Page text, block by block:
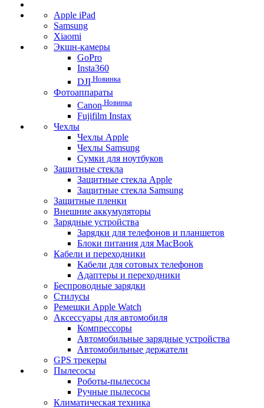
Apple iPad
Samsung
Xiaomi
Экшн-камеры
GoPro
Insta360
DJI Новинка
Фотоаппараты
Canon Новинка
Fujifilm Instax
Чехлы
Чехлы Apple
Чехлы Samsung
Сумки для ноутбуков
Защитные стекла
Защитные стекла Apple
Защитные стекла Samsung
Защитные пленки
Внешние аккумуляторы
Зарядные устройства
Зарядки для телефонов и планшетов
Блоки питания для MacBook
Кабели и переходники
Кабели для сотовых телефонов
Адаптеры и переходники
Беспроводные зарядки
Стилусы
Ремешки Apple Watch
Аксессуары для автомобиля
Компрессоры
Автомобильные зарядные устройства
Автомобильные держатели
GPS трекеры
Пылесосы
Роботы-пылесосы
Ручные пылесосы
Климатическая техника